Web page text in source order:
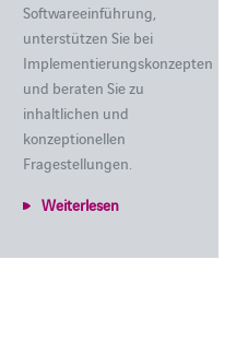
Softwareeinführung,
unterstützen Sie bei
Implementierungskonzepten
und beraten Sie zu
inhaltlichen und
konzeptionellen
Fragestellungen.
Weiterlesen